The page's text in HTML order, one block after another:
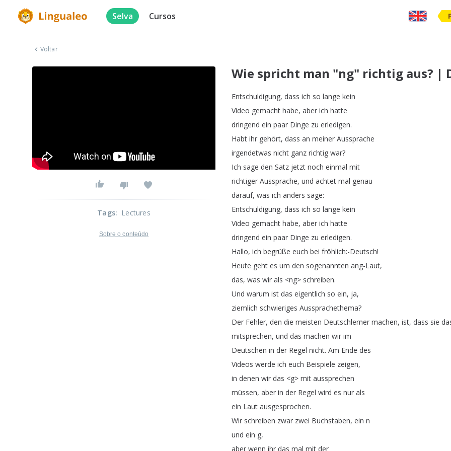
Selva Cursos
Voltar
Wie spricht man "ng" richtig aus? |
Entschuldigung, dass ich so lange kein
Video gemacht habe, aber ich hatte
dringend ein paar Dinge zu erledigen.
Habt ihr gehört, dass an meiner Aussprache
irgendetwas nicht ganz richtig war?
Ich sage den Satz jetzt noch einmal mit
richtiger Aussprache, und achtet mal genau
darauf, was ich anders sage:
Entschuldigung, dass ich so lange kein
Video gemacht habe, aber ich hatte
dringend ein paar Dinge zu erledigen.
Hallo, ich begrüße euch bei fröhlich:-Deutsch!
Heute geht es um den sogenannten ang-Laut,
das, was wir als <ng> schreiben.
Und warum ist das eigentlich so ein, ja,
ziemlich schwieriges Aussprachethema?
Der Fehler, den die meisten Deutschlerner machen, ist, dass sie
mitsprechen, und das machen wir im
Deutschen in der Regel nicht. Am Ende des
Videos werde ich euch Beispiele zeigen,
in denen wir das <g> mit aussprechen
müssen, aber in der Regel wird es nur als
ein Laut ausgesprochen.
Wir schreiben zwar zwei Buchstaben, ein n
und ein g,
aber wenn ihr das mal mit der
Tags: Lectures
Sobre o conteúdo